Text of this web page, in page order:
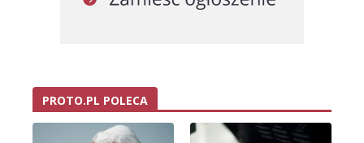
PROTO.PL POLECA